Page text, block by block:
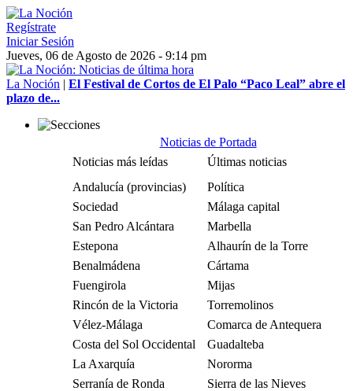
Regístrate
Iniciar Sesión
Jueves, 06 de Agosto de 2026 - 9:14 pm
La Noción | El Festival de Cortos de El Palo “Paco Leal” abre el
plazo de...
Noticias de Portada
Noticias más leídas
Últimas noticias
Andalucía (provincias)
Política
Sociedad
Málaga capital
San Pedro Alcántara
Marbella
Estepona
Alhaurín de la Torre
Benalmádena
Cártama
Fuengirola
Mijas
Rincón de la Victoria
Torremolinos
Vélez-Málaga
Comarca de Antequera
Costa del Sol Occidental
Guadalteba
La Axarquía
Nororma
Serranía de Ronda
Sierra de las Nieves